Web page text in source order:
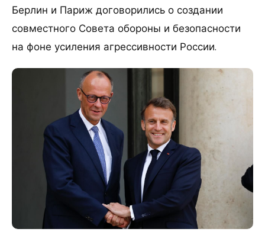
Берлин и Париж договорились о создании
совместного Совета обороны и безопасности
на фоне усиления агрессивности России.